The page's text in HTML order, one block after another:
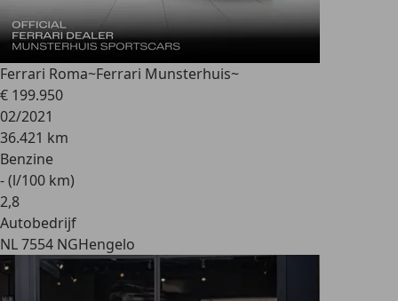
Ferrari Roma~Ferrari Munsterhuis~
€ 199.950
02/2021
36.421 km
Benzine
- (l/100 km)
2,8
Autobedrijf
NL 7554 NGHengelo